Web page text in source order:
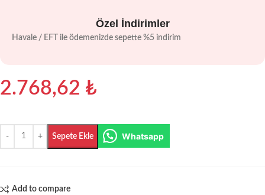
Özel İndirimler
Havale / EFT ile ödemenizde sepette %5 indirim
2.768,62 ₺
Sepete Ekle Whatsapp
Add to compare